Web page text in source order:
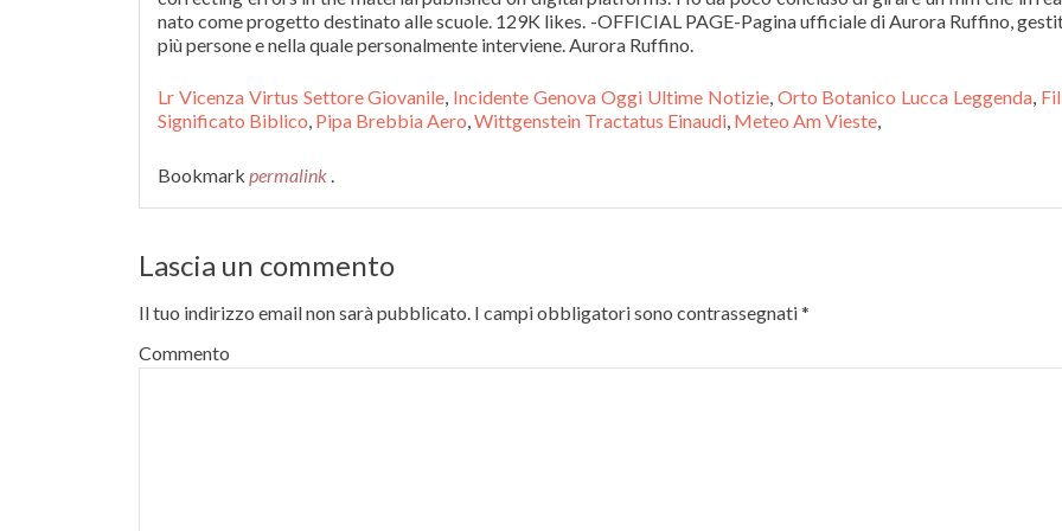
Lr Vicenza Virtus Settore Giovanile, Incidente Genova Oggi Ultime Notizie, Orto Botanico Lucca Leggenda,
Significato Biblico, Pipa Brebbia Aero,Wittgenstein Tractatus Einaudi, Meteo Am Vieste,
Bookmark permalink .
Lascia un commento
Il tuo indirizzo email non sarà pubblicato. I campi obbligatori sono contrassegnati*
Commento